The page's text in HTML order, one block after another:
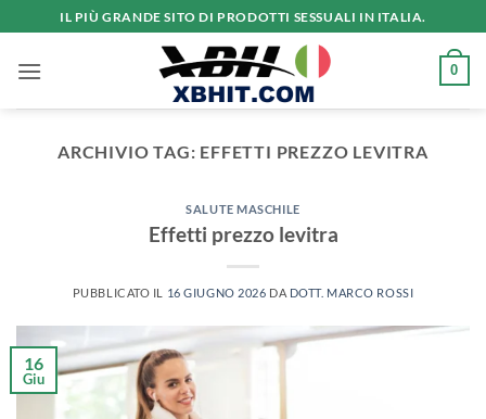
ai
contenuti
IL PIÙ GRANDE SITO DI PRODOTTI SESSUALI IN ITALIA.
0
ARCHIVIO TAG: EFFETTI PREZZO LEVITRA
SALUTE MASCHILE
Effetti prezzo levitra
PUBBLICATO IL 16 GIUGNO 2026 DA DOTT. MARCO ROSSI
16
Giu